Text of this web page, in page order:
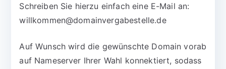
Schreiben Sie hierzu einfach eine E-Mail an:
willkommen@domainvergabestelle.de
Auf Wunsch wird die gewünschte Domain vorab
auf Nameserver Ihrer Wahl konnektiert, sodass